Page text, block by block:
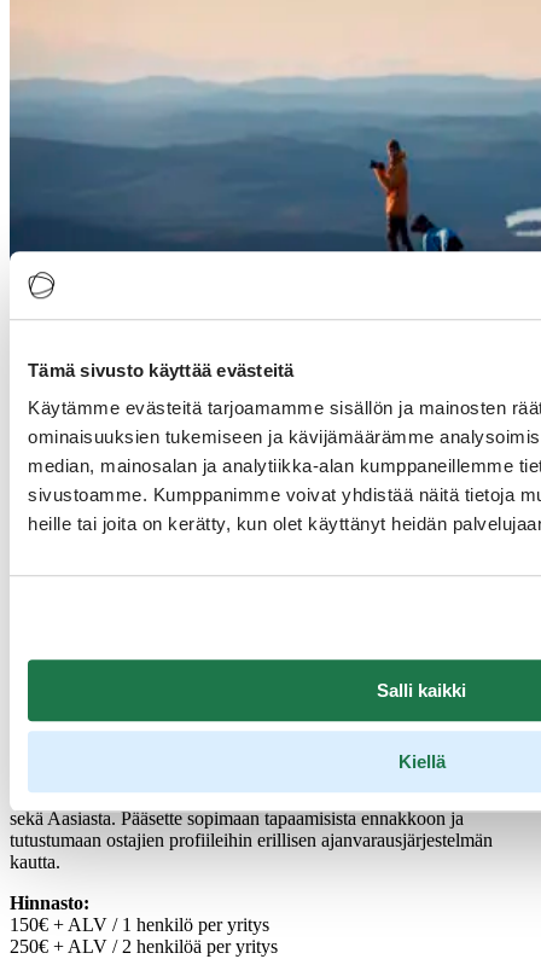
Tämä sivusto käyttää evästeitä
Käytämme evästeitä tarjoamamme sisällön ja mainosten
ominaisuuksien tukemiseen ja kävijämäärämme
median, mainosalan ja analytiikka-alan kumppaneillemme
sivustoamme. Kumppanimme voivat yhdistää näitä tietoja
heille tai joita on kerätty, kun olet käyttänyt heidän
Salli kaikki
Kiellä
Suomen maine kestävän matkailun maana vahvistuu ja kysyntää
ensimmäistä kertaa kansainvälisen myyntitapahtuman, jonne
Sustainable Travel Finland WebiWorkshop on kokonaan verkossa
koostuu tunnin webinaariosuudesta sekä workshopista, jossa
kansainväliset matkanjärjestäjät ja kotimaiset yritykset tapaavat
toisiaan kestävän matkailutarjonnan merkeissä. Matkanjärjestäjiä eli
ostajia on tulossa mukaan kaikilta markkinoilta Euroopasta, USA:sta
sekä Aasiasta. Pääsette sopimaan tapaamisista ennakkoon ja
tutustumaan ostajien profiileihin erillisen ajanvarausjärjestelmän
kautta.
Hinnasto:
150€ + ALV / 1 henkilö per yritys
250€ + ALV / 2 henkilöä per yritys